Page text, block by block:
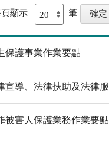
顯示 筆
保護事業作業要點
宣導、法律扶助及法律
被害人保護業務作業要點